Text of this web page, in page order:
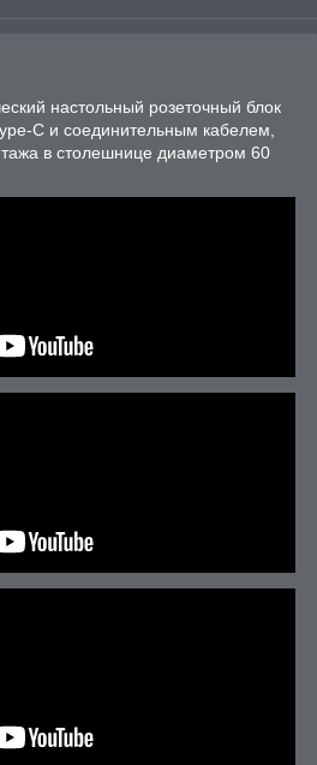
настольный розеточный блок
C и соединительным кабелем,
в столешнице диаметром 60